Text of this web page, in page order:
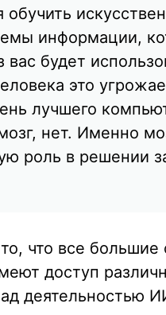
информации,
вас будет
это
лучшего
нет. Именно
роль в решении
что все
доступ
деятельностью